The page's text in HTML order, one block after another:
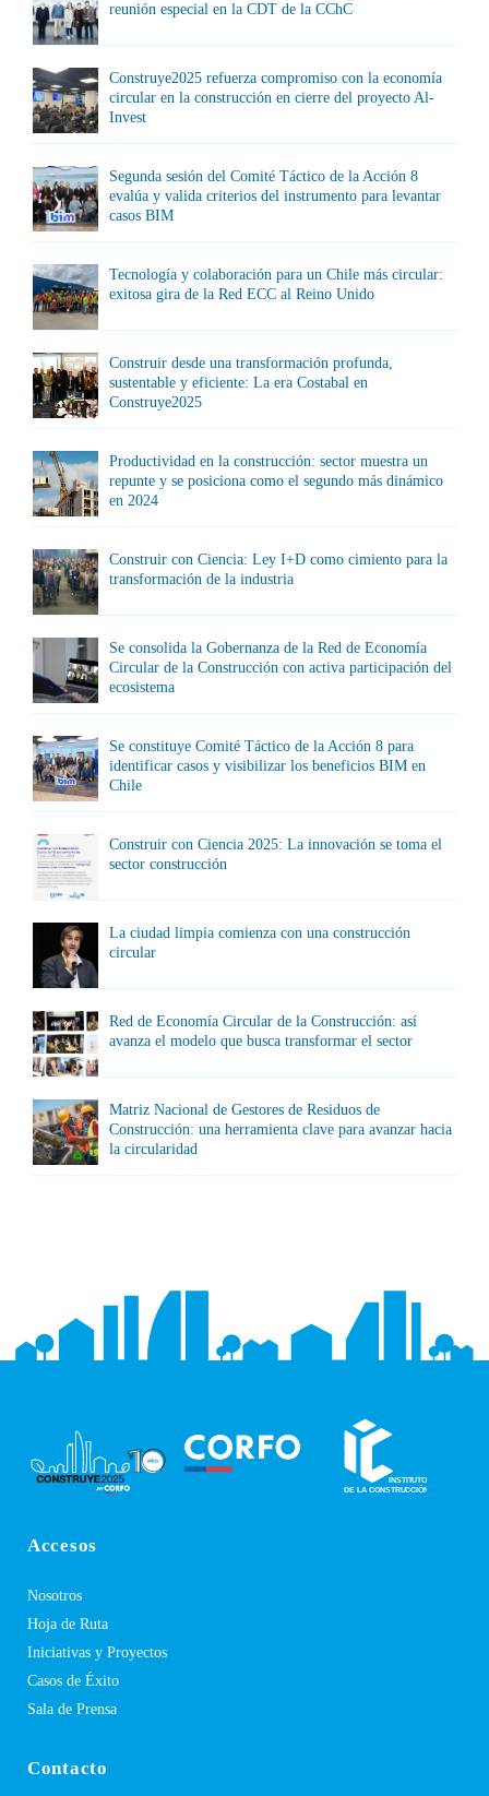
reunión especial en la CDT de la CChC
Construye2025 refuerza compromiso con la economía
circular en la construcción en cierre del proyecto Al-
Invest
Segunda sesión del Comité Táctico de la Acción 8
evalúa y valida criterios del instrumento para levantar
casos BIM
Tecnología y colaboración para un Chile más circular:
exitosa gira de la Red ECC al Reino Unido
Construir desde una transformación profunda,
sustentable y eficiente: La era Costabal en
Construye2025
Productividad en la construcción: sector muestra un
repunte y se posiciona como el segundo más dinámico
en 2024
Construir con Ciencia: Ley I+D como cimiento para la
transformación de la industria
Se consolida la Gobernanza de la Red de Economía
Circular de la Construcción con activa participación del
ecosistema
Se constituye Comité Táctico de la Acción 8 para
identificar casos y visibilizar los beneficios BIM en
Chile
Construir con Ciencia 2025: La innovación se toma el
sector construcción
La ciudad limpia comienza con una construcción
circular
Red de Economía Circular de la Construcción: así
avanza el modelo que busca transformar el sector
Matriz Nacional de Gestores de Residuos de
Construcción: una herramienta clave para avanzar hacia
la circularidad
Accesos
Nosotros
Hoja de Ruta
Iniciativas y Proyectos
Casos de Éxito
Sala de Prensa
Contacto